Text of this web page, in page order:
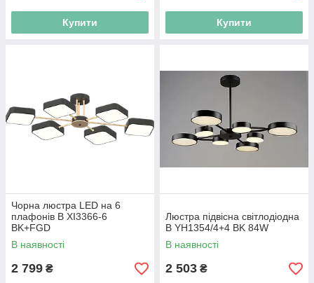
Купити Купити
Чорна люстра LED на 6
плафонів B XI3366-6
BK+FGD
В наявності
2 799 ₴
Люстра підвісна світлодіодна
B YH1354/4+4 BK 84W
В наявності
2 503 ₴